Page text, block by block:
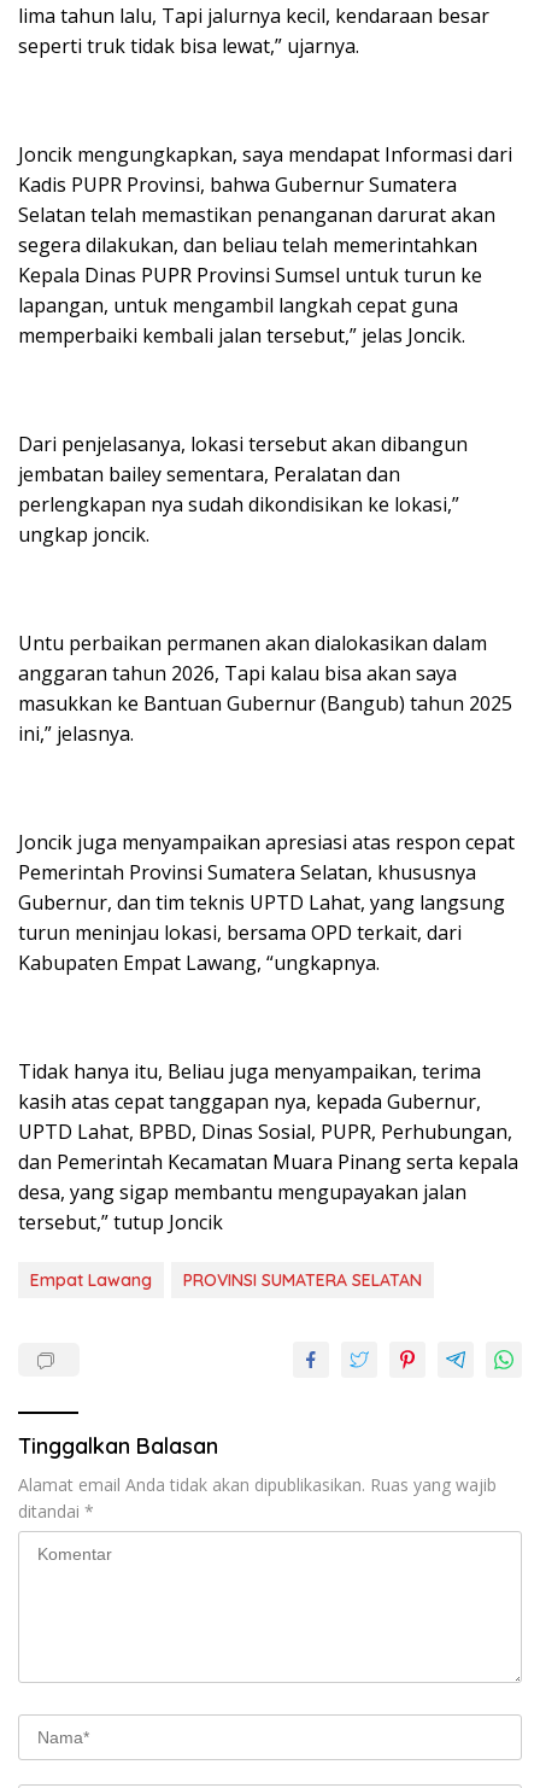
lima tahun lalu, Tapi jalurnya kecil, kendaraan besar
seperti truk tidak bisa lewat,” ujarnya.
Joncik mengungkapkan, saya mendapat Informasi dari
Kadis PUPR Provinsi, bahwa Gubernur Sumatera
Selatan telah memastikan penanganan darurat akan
segera dilakukan, dan beliau telah memerintahkan
Kepala Dinas PUPR Provinsi Sumsel untuk turun ke
lapangan, untuk mengambil langkah cepat guna
memperbaiki kembali jalan tersebut,” jelas Joncik.
Dari penjelasanya, lokasi tersebut akan dibangun
jembatan bailey sementara, Peralatan dan
perlengkapan nya sudah dikondisikan ke lokasi,”
ungkap joncik.
Untu perbaikan permanen akan dialokasikan dalam
anggaran tahun 2026, Tapi kalau bisa akan saya
masukkan ke Bantuan Gubernur (Bangub) tahun 2025
ini,” jelasnya.
Joncik juga menyampaikan apresiasi atas respon cepat
Pemerintah Provinsi Sumatera Selatan, khususnya
Gubernur, dan tim teknis UPTD Lahat, yang langsung
turun meninjau lokasi, bersama OPD terkait, dari
Kabupaten Empat Lawang, “ungkapnya.
Tidak hanya itu, Beliau juga menyampaikan, terima
kasih atas cepat tanggapan nya, kepada Gubernur,
UPTD Lahat, BPBD, Dinas Sosial, PUPR, Perhubungan,
dan Pemerintah Kecamatan Muara Pinang serta kepala
desa, yang sigap membantu mengupayakan jalan
tersebut,” tutup Joncik
Empat Lawang PROVINSI SUMATERA SELATAN
Tinggalkan Balasan
Alamat email Anda tidak akan dipublikasikan. Ruas yang wajib
ditandai *